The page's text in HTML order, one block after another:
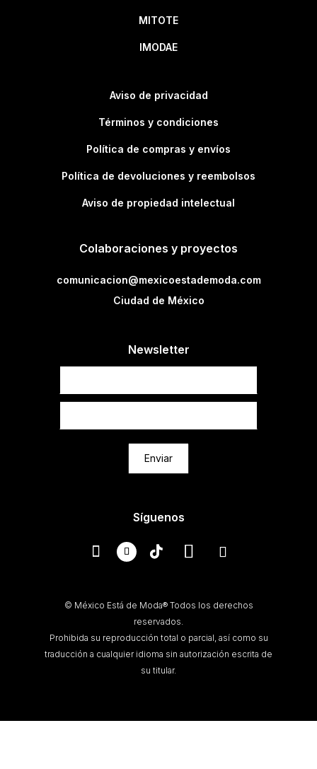
MITOTE
IMODAE
Aviso de privacidad
Términos y condiciones
Política de compras y envíos
Política de devoluciones y reembolsos
Aviso de propiedad intelectual
Colaboraciones y proyectos
comunicacion@mexicoestademoda.com
Ciudad de México
Newsletter
Enviar
Síguenos
© México Está de Moda® Todos los derechos
reservados.
Prohibida su reproducción total o parcial, así como su
traducción a cualquier idioma sin autorización escrita de
su titular.